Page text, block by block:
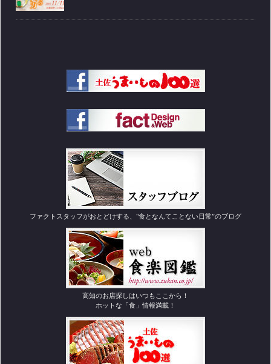
ファクトスタッフがおとどけする、"食となんてことない日常”のブログ
高知のお店探しはいつもここから！
ホットな「食」情報満載！